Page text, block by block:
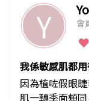
Y 會
我係敏感肌都用
因為植咗假眼
肌一轉季面頰